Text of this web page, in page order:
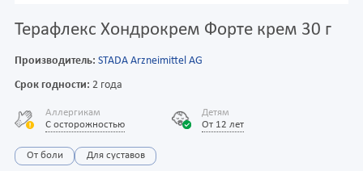
Терафлекс Хондрокрем Форте крем 30 г
Производитель: STADA Arzneimittel AG
Срок годности: 2 года
Аллергикам
С осторожностью
Детям
От 12 лет
От боли Для суставов